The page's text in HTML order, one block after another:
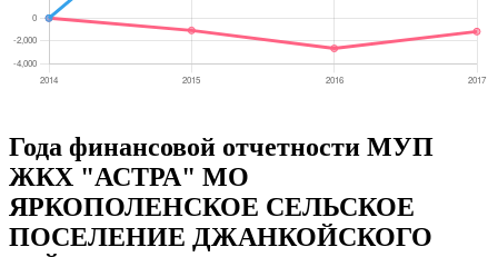
Года финансовой отчетности МУП
ЖКХ "АСТРА" МО
ЯРКОПОЛЕНСКОЕ СЕЛЬСКОЕ
ПОСЕЛЕНИЕ ДЖАНКОЙСКОГО